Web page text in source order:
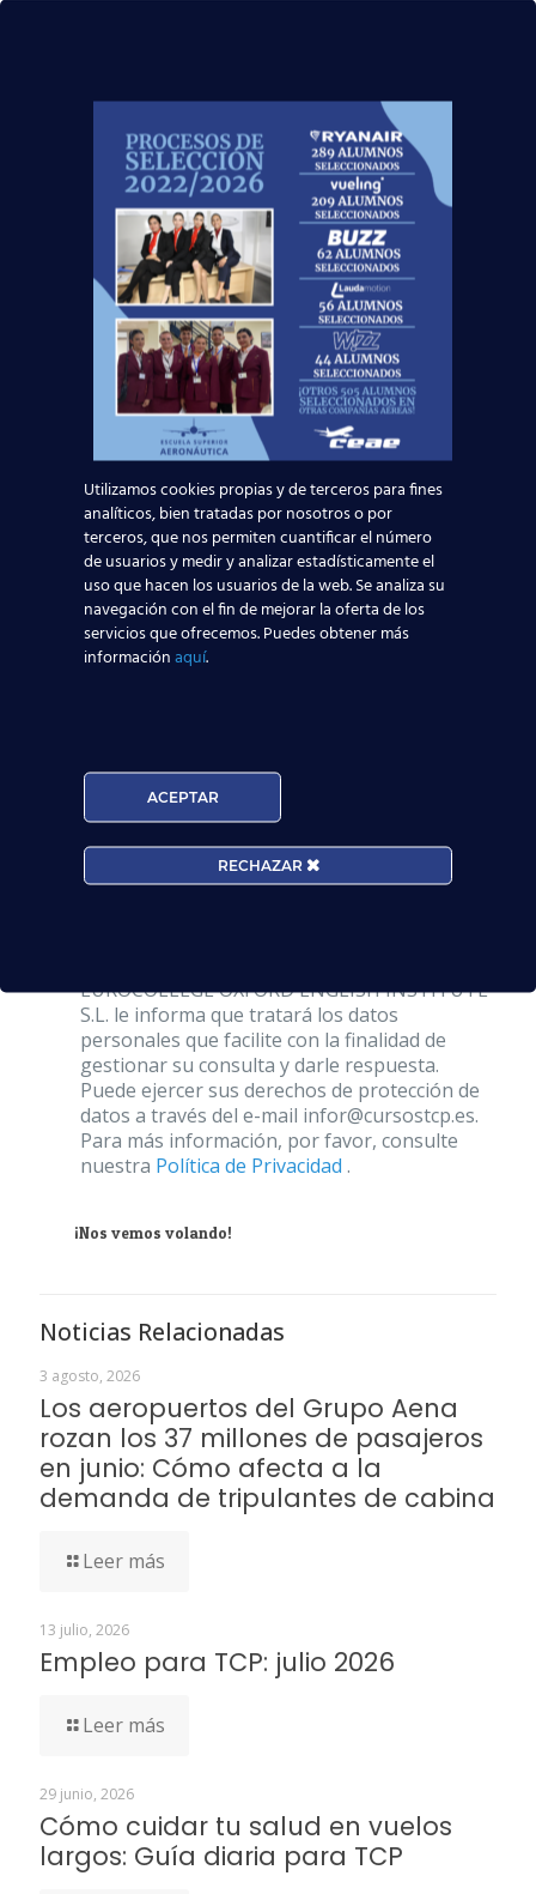
título oficial TCP
válido para trabajar en cualquier aerolínea
europea como Auxiliar de Vuelo.
Si quieres seguir los pasos de
5000
alumnos que han conseguido un
puesto de trabajo,
¡no
dejes volar esta oportunidad!
Pídenos más información sin
compromiso:
Solicita información
Nombre*
Teléfono*
Email*
Centros*:
EUROCOLLEGE OXFORD ENGLISH INSTITUTE
S.L. le informa que tratará los datos
personales que facilite con la finalidad de
gestionar su consulta y darle respuesta.
Puede ejercer sus derechos de protección de
datos a través del e-mail infor@cursostcp.es.
Para más información, por favor, consulte
nuestra Política de Privacidad .
¡Nos vemos volando!
Noticias Relacionadas
3 agosto, 2026
Los aeropuertos del Grupo Aena
rozan los 37 millones de pasajeros
en junio: Cómo afecta a la
demanda de tripulantes de cabina
Leer más
13 julio, 2026
Empleo para TCP: julio 2026
Leer más
29 junio, 2026
Cómo cuidar tu salud en vuelos
largos: Guía diaria para TCP
Utilizamos cookies propias y de terceros para fines
analíticos, bien tratadas por nosotros o por
terceros, que nos permiten cuantificar el número
de usuarios y medir y analizar estadísticamente el
uso que hacen los usuarios de la web. Se analiza su
navegación con el fin de mejorar la oferta de los
servicios que ofrecemos. Puedes obtener más
informaciónaquí.
ACEPTAR
RECHAZAR